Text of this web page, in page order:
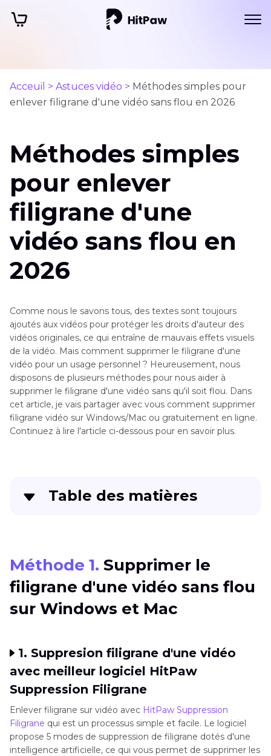
Acceuil > Astuces vidéo > Méthodes simples pour
enlever filigrane d'une vidéo sans flou en 2026
Méthodes simples
pour enlever
filigrane d'une
vidéo sans flou en
2026
Comme nous le savons tous, des textes sont toujours
ajoutés aux vidéos pour protéger les droits d'auteur des
vidéos originales, ce qui entraîne de mauvais effets visuels
de la vidéo. Mais comment supprimer le filigrane d'une
vidéo pour un usage personnel ? Heureusement, nous
disposons de plusieurs méthodes pour nous aider à
supprimer le filigrane d'une vidéo sans qu'il soit flou. Dans
cet article, je vais partager avec vous comment supprimer
filigrane vidéo sur Windows/Mac ou gratuitement en ligne.
Continuez à lire l'article ci-dessous pour en savoir plus.
Table des matières
Méthode 2. Enlever un filigrane sur d'une vidéo
en ligne gratuitement sans effet de flou
Méthode 3. Effacer un filigrane d'une vidéo sur
FAQ à propos d'enlever d'un filigrane sur vidéo
Conclusion
Méthode 1. Supprimer le
filigrane d'une vidéo sans flou
sur Windows et Mac
1. Suppresion filigrane d'une vidéo
avec meilleur logiciel HitPaw
Suppression Filigrane
Enlever filigrane sur vidéo avec HitPaw Suppression
Filigrane qui est un processus simple et facile. Le logiciel
propose 5 modes de suppression de filigrane dotés d'une
intelligence artificielle, ce qui vous permet de supprimer les